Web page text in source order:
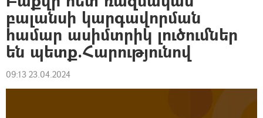
բալանսի կարգավորման
համար ասիմտրիկ լուծումներ
են պետք.Հարությունով
09:13 23.04.2024